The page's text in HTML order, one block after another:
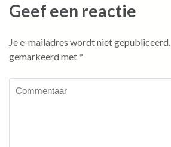
Geef een reactie
Je e-mailadres wordt niet gepubliceerd.
gemarkeerd met*